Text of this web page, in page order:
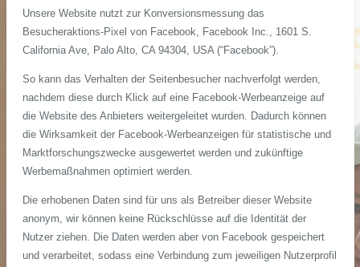
Unsere Website nutzt zur Konversionsmessung das
Besucheraktions-Pixel von Facebook, Facebook Inc., 1601 S.
California Ave, Palo Alto, CA 94304, USA (“Facebook”).
So kann das Verhalten der Seitenbesucher nachverfolgt werden,
nachdem diese durch Klick auf eine Facebook-Werbeanzeige auf
die Website des Anbieters weitergeleitet wurden. Dadurch können
die Wirksamkeit der Facebook-Werbeanzeigen für statistische und
Marktforschungszwecke ausgewertet werden und zukünftige
Werbemaßnahmen optimiert werden.
Die erhobenen Daten sind für uns als Betreiber dieser Website
anonym, wir können keine Rückschlüsse auf die Identität der
Nutzer ziehen. Die Daten werden aber von Facebook gespeichert
und verarbeitet, sodass eine Verbindung zum jeweiligen Nutzerprofil